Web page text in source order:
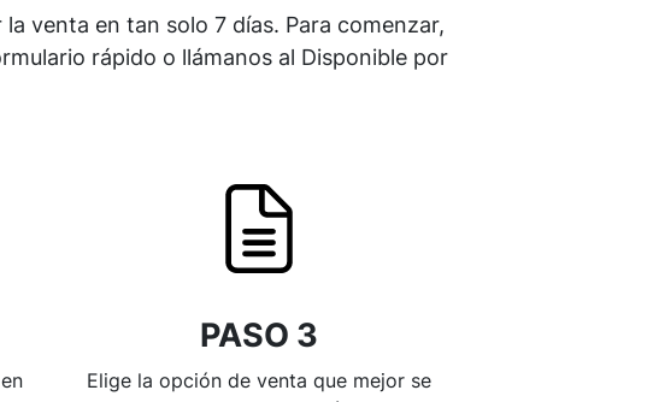
venta en tan solo 7 días. Para comenzar,
rápido o llámanos al Disponible por
PASO 3
Elige la opción de venta que mejor se